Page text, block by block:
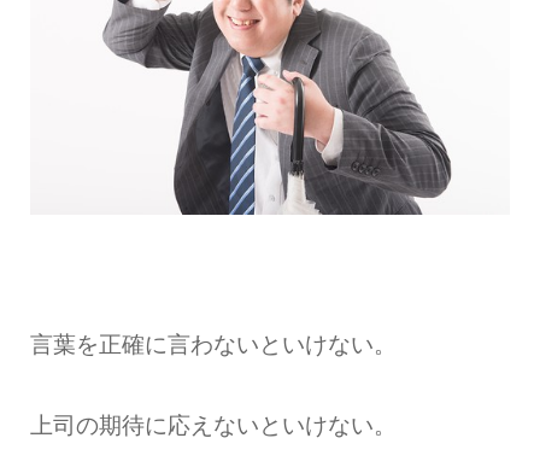
言葉を正確に言わないといけない。
上司の期待に応えないといけない。